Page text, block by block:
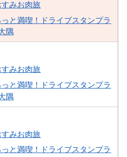
すみお肉旅
っと満喫！ドライブスタンプラ
隅
すみお肉旅
っと満喫！ドライブスタンプラ
隅
すみお肉旅
っと満喫！ドライブスタンプラ